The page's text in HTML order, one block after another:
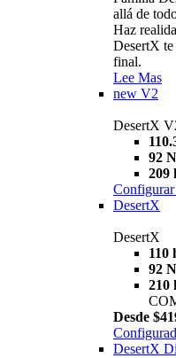
allá de
Haz
DesertX te
final.
Lee Mas
new V2
DesertX
92
209
Configurar
DesertX
DesertX
110
92
210
Desde
DesertX